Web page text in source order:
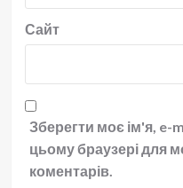
Сайт
Зберегти моє ім'я, e-
цьому браузері для
коментарів.